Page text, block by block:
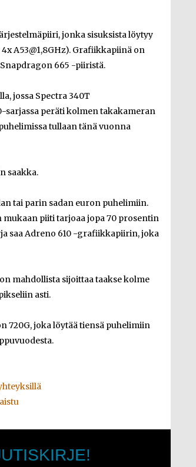
jonka sisuksista löytyy
A53@1,8GHz). Grafiikkapiinä on
665 -piiristä.
jossa Spectra 340T
sarjassa peräti kolmen takakameran
tullaan tänä vuonna
saakka.
tai parin sadan euron puhelimiin.
piiti tarjoaa jopa 70 prosentin
saa Adreno 610 -grafiikkapiirin, joka
mahdollista sijoittaa taakse kolme
asti.
720G, joka löytää tiensä puhelimiin